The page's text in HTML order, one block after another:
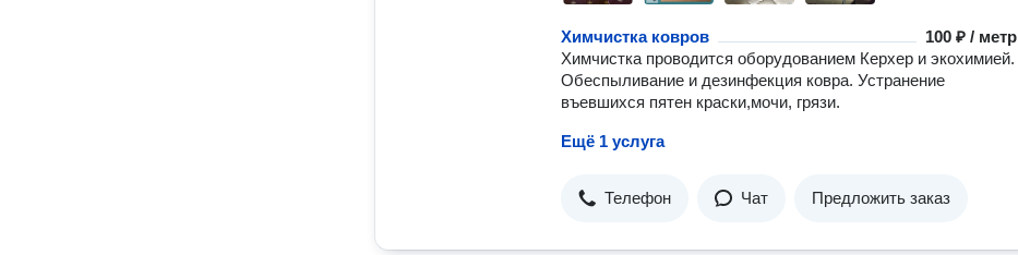
Химчистка ковров
100 ₽ / метр
Химчистка проводится оборудованием Керхер и экохимией.
Обеспыливание и дезинфекция ковра. Устранение
въевшихся пятен краски,мочи, грязи.
Ещё 1 услуга
Телефон Чат Предложить заказ